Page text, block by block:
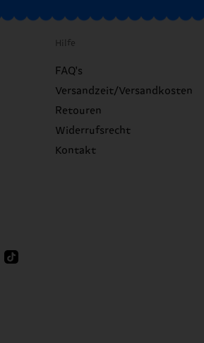
Hilfe
FAQ's
Versandzeit/Versandkosten
Retouren
Widerrufsrecht
Kontakt